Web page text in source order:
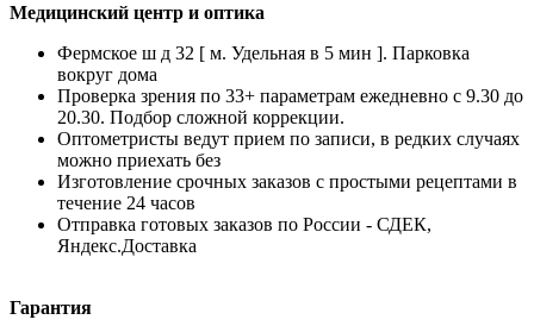
Медицинский центр и оптика
Фермское ш д 32 [ м. Удельная в 5 мин ]. Парковка
вокруг дома
Проверка зрения по 33+ параметрам ежедневно с 9.30 до
20.30. Подбор сложной коррекции.
Оптометристы ведут прием по записи, в редких случаях
можно приехать без
Изготовление срочных заказов с простыми рецептами в
течение 24 часов
Отправка готовых заказов по России - СДЕК,
Яндекс.Доставка
Гарантия